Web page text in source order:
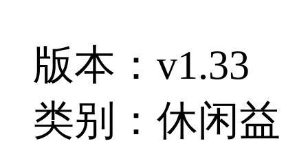
版本：v1.33
类别：休闲益